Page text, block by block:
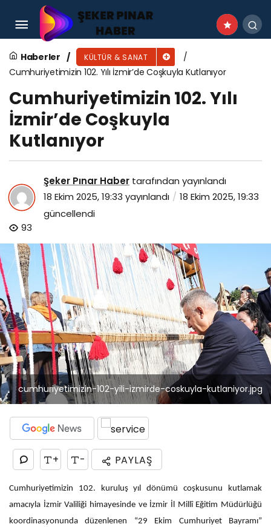
Haberler KÜLTÜR & SANAT
Cumhuriyetimizin 102. Yılı İzmir’de Coşkuyla Kutlanıyor
Cumhuriyetimizin 102. Yılı
İzmir’de Coşkuyla
Kutlanıyor
Şeker Pınar Haber tarafından yayınlandı
18 Ekim 2025, 19:33 yayınlandı
18 Ekim 2025, 19:33
güncellendi
93
cumhuriyetimizin-102-yili-izmirde-coskuyla-kutlaniyor.jpg
+ - PAYLAŞ
Cumhuriyetimizin 102. kuruluş yıl dönümü coşkusunu kutlamak
amacıyla İzmir Valiliği himayesinde ve İzmir İl Millî Eğitim Müdürlüğü
koordinasyonunda düzenlenen “29 Ekim Cumhuriyet Bayramı”
Didim, Antalya Turizm Fuarı’nda Yerini Alıyor